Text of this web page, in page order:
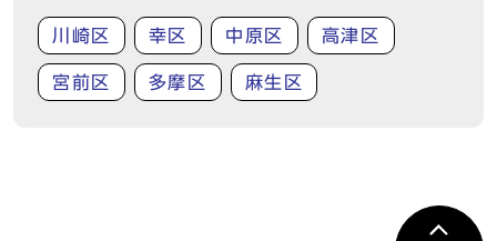
川崎区 幸区 中原区 高津区
宮前区 多摩区 麻生区